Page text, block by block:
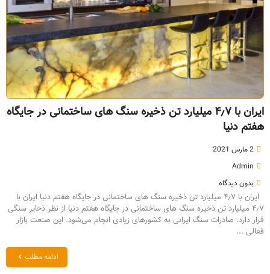
ایران با ۴٫۷ میلیارد تن ذخیره سنگ های ساختمانی در جایگاه
هفتم دنیا
2 مارس 2021
Admin
بدون دیدگاه
ایران با ۴٫۷ میلیارد تن ذخیره سنگ های ساختمانی در جایگاه هفتم دنیا ایران با
۴٫۷ میلیارد تن ذخیره سنگ های ساختمانی در جایگاه هفتم دنیا از نظر ذخایر سنگی
قرار دارد. صادرات سنگ‌ ایرانی به کشورهای زیادی انجام می‌شود. این صنعت بازار
فعالی ...
ادامه مطلب